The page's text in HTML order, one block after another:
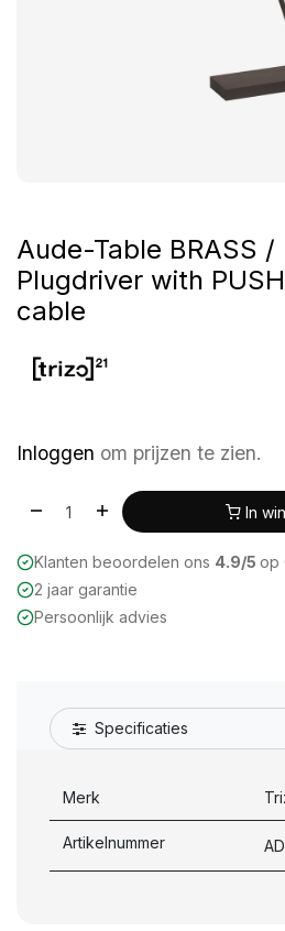
Aude-Table BRASS
Plugdriver with
cable
Inloggen om prijzen te zien.
In
Klanten beoordelen ons 4.9/5 op
2 jaar garantie
Persoonlijk advies
Specificaties
Merk
Artikelnummer